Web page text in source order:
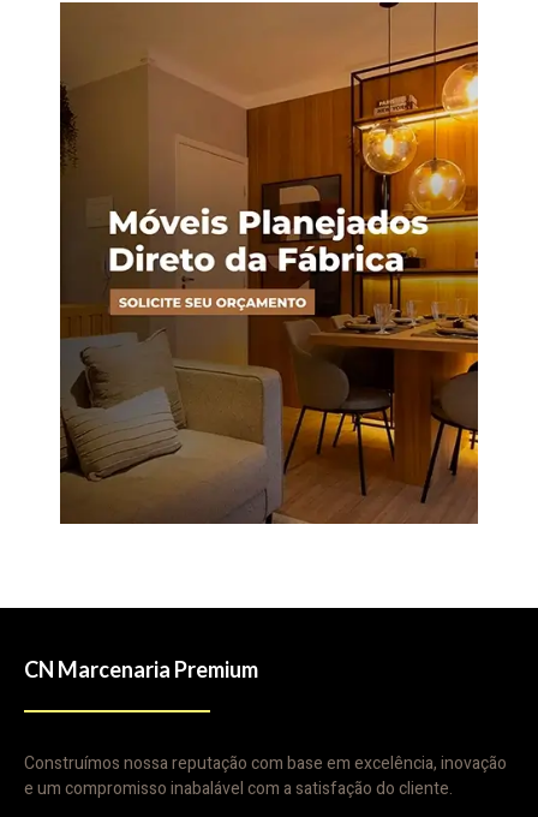
CN Marcenaria Premium
Construímos nossa reputação com base em excelência, inovação
e um compromisso inabalável com a satisfação do cliente.